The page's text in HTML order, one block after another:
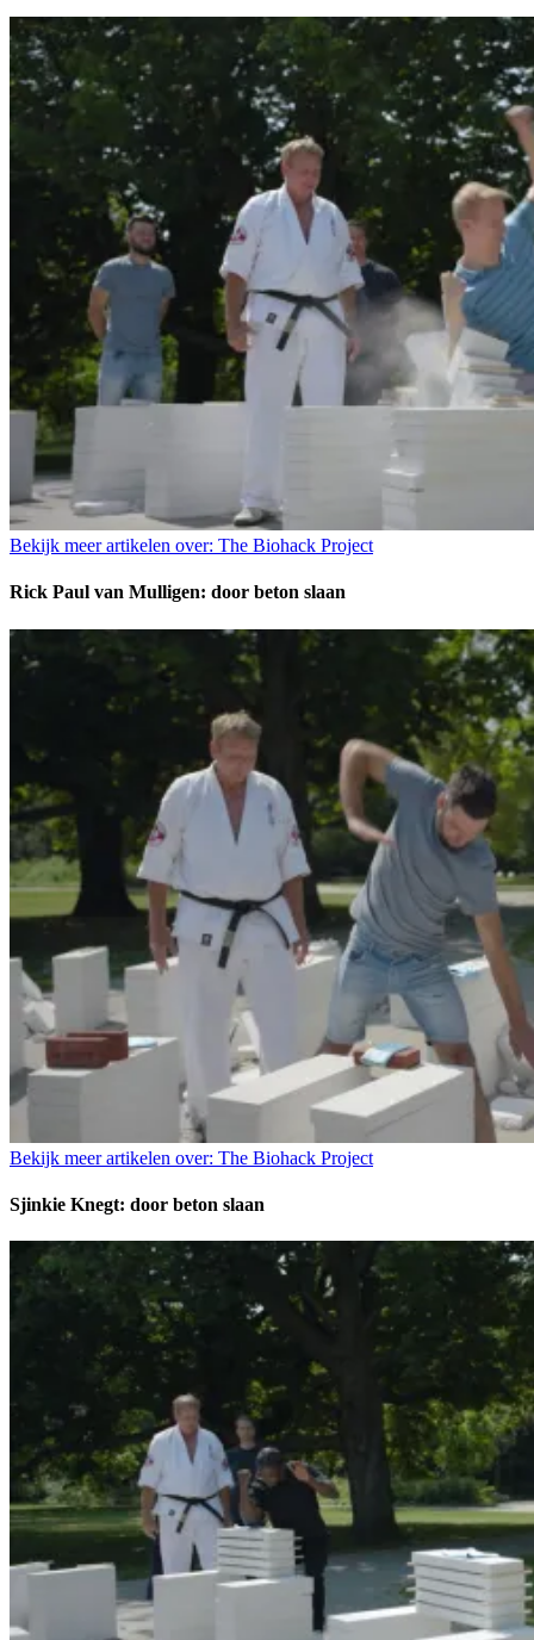
Bekijk meer artikelen over: The Biohack Project
Rick Paul van Mulligen: door beton slaan
Bekijk meer artikelen over: The Biohack Project
Sjinkie Knegt: door beton slaan